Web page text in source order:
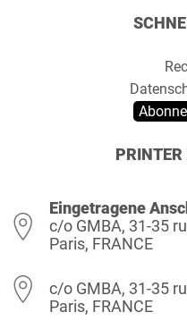
Eingetragene
c/o GMBA, 31-35
Paris, FRANCE
c/o GMBA, 31-35
Paris, FRANCE